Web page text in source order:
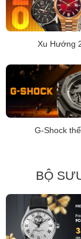
Xu Hướng
G-Shock
BỘ